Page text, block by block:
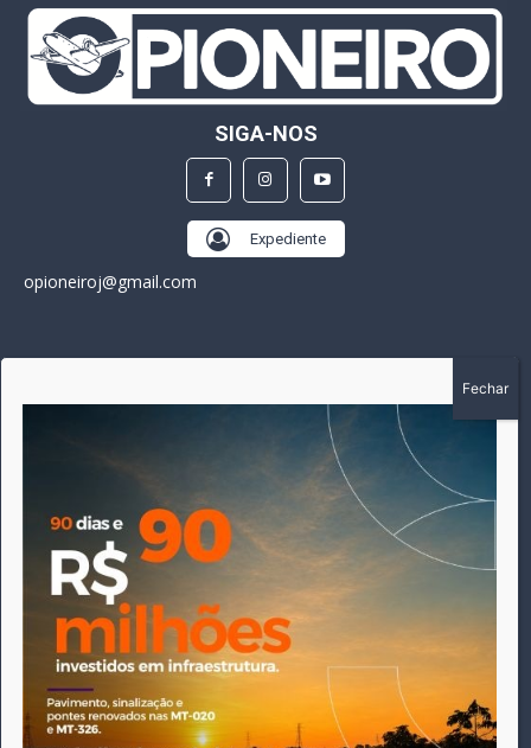
SIGA-NOS
Expediente
opioneiroj@gmail.com
A história do Pioneiro inicia em fevereiro de 2005 em
Canarana - MT, na época, como um jornal impresso semanal,
que chegou a possuir mil assinantes. Durante 15 anos, foram
publicadas 691 edições que narraram os acontecimentos
políticos, policiais e cotidianos de Canarana e região. Fiel a sua
origem, pautado sempre pela busca incessante da
imparcialidade, faz jus a sua logo, com o característico "avião
da praça" de Canarana, sendo o símbolo do
comprometimento deste veículo de comunicação com o
relato dos fatos neste município. Em 06 de dezembro de 2019
circulou a última edição impressa do jornal, que desde então
tem veiculação exclusivamente online.